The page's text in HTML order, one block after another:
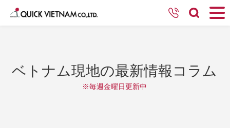
ベトナム現地の最新情報コラム
※毎週金曜日更新中